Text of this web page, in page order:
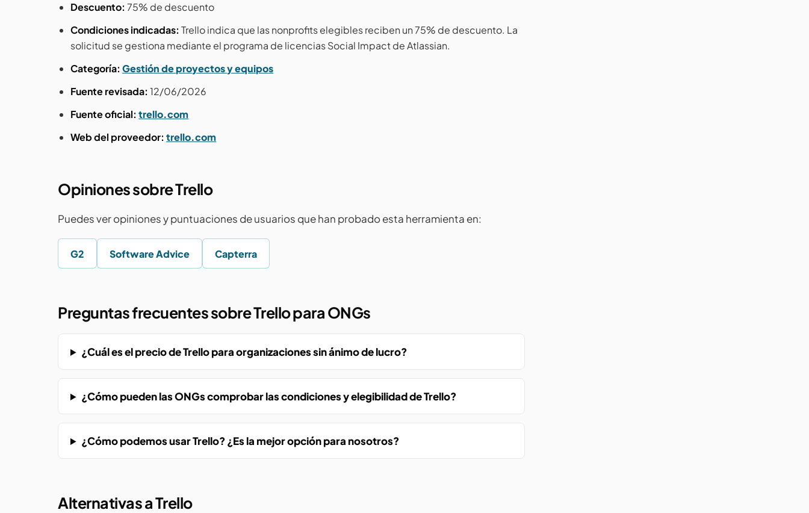
Descuento: 75% de descuento
Condiciones indicadas: Trello indica que las nonprofits elegibles reciben un 75% de descuento. La
solicitud se gestiona mediante el programa de licencias Social Impact de Atlassian.
Categoría: Gestión de proyectos y equipos
Fuente revisada: 12/06/2026
Fuente oficial: trello.com
Web del proveedor: trello.com
Opiniones sobre Trello
Puedes ver opiniones y puntuaciones de usuarios que han probado esta herramienta en:
G2 Software Advice Capterra
Preguntas frecuentes sobre Trello para ONGs
¿Cuál es el precio de Trello para organizaciones sin ánimo de lucro?
¿Cómo pueden las ONGs comprobar las condiciones y elegibilidad de Trello?
¿Cómo podemos usar Trello? ¿Es la mejor opción para nosotros?
Alternativas a Trello